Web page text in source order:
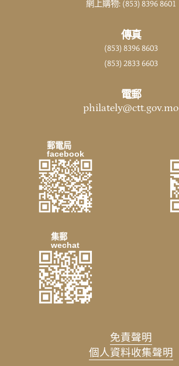
免責聲明
個人資料收集聲明
郵電局
facebook
集郵
wechat
網上購物: (853) 8396 8601
傳真
(853) 8396 8603
(853) 2833 6603
電郵
philately@ctt.gov.mo